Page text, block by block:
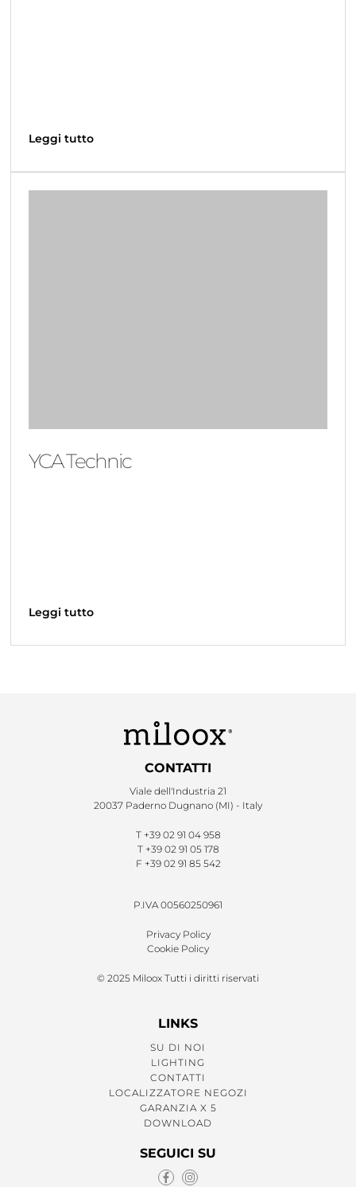
Leggi tutto
YCA Technic
Leggi tutto
CONTATTI
Viale dell'Industria 21
20037 Paderno Dugnano (MI) - Italy
T +39 02 91 04 958
T +39 02 91 05 178
F +39 02 91 85 542
P.IVA 00560250961
Privacy Policy
Cookie Policy
© 2025 Miloox Tutti i diritti riservati
LINKS
SU DI NOI
LIGHTING
CONTATTI
LOCALIZZATORE NEGOZI
GARANZIA X 5
DOWNLOAD
SEGUICI SU